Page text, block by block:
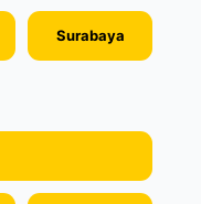
Surabaya